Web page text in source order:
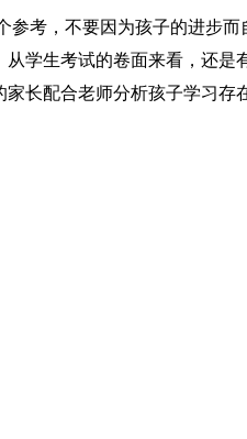
参考，不要因为孩子的进步而
学生考试的卷面来看，还是
长配合老师分析孩子学习存